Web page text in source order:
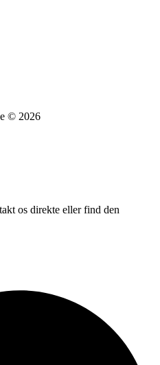
© 2026
os direkte eller find den